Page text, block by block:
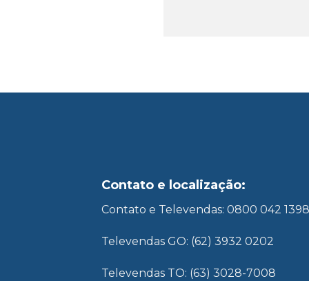
Contato e localização:
Contato e Televendas: 0800 042 1398
Televendas GO: (62) 3932 0202
Televendas TO: (63) 3028-7008